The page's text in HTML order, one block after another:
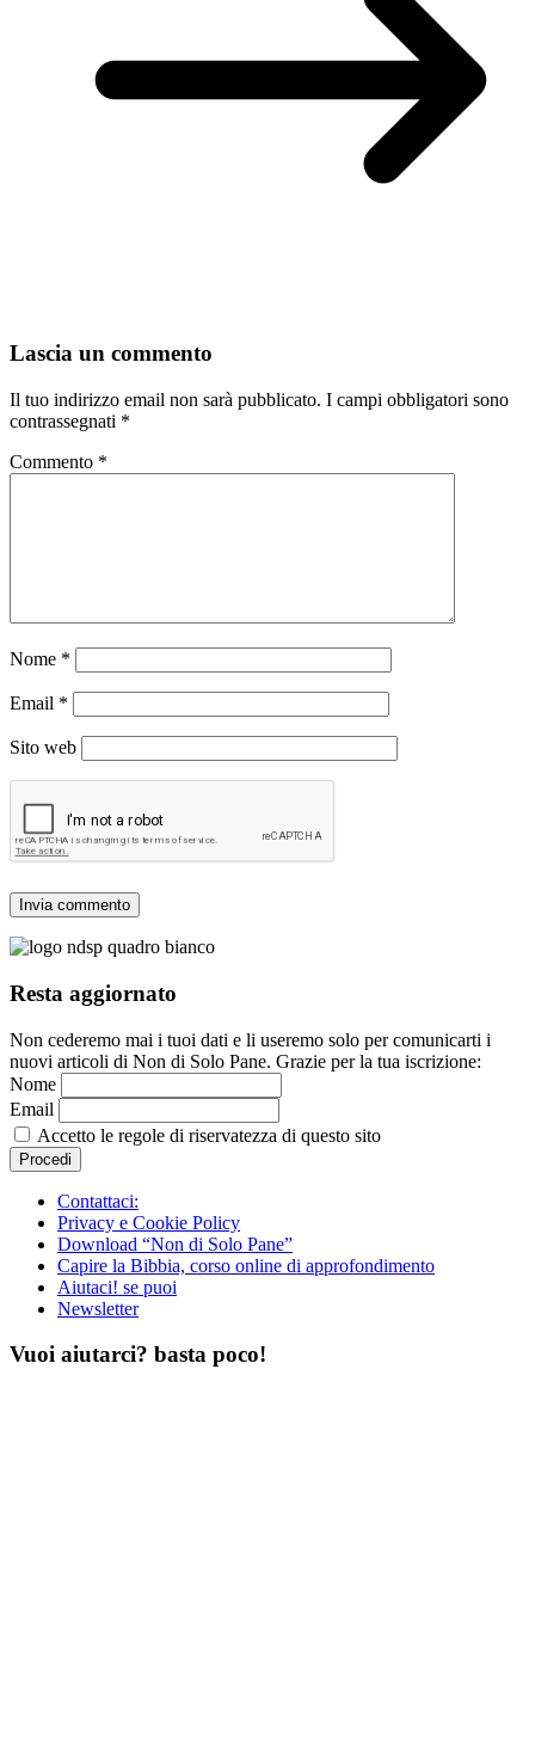
Lascia un commento
Il tuo indirizzo email non sarà pubblicato. I campi obbligatori sono
contrassegnati *
Commento *
Nome *
Email *
Sito web
Resta aggiornato
Non cederemo mai i tuoi dati e li useremo solo per comunicarti i
nuovi articoli di Non di Solo Pane. Grazie per la tua iscrizione:
Nome
Email
Accetto le regole di riservatezza di questo sito
Contattaci:
Privacy e Cookie Policy
Download “Non di Solo Pane”
Capire la Bibbia, corso online di approfondimento
Aiutaci! se puoi
Newsletter
Vuoi aiutarci? basta poco!